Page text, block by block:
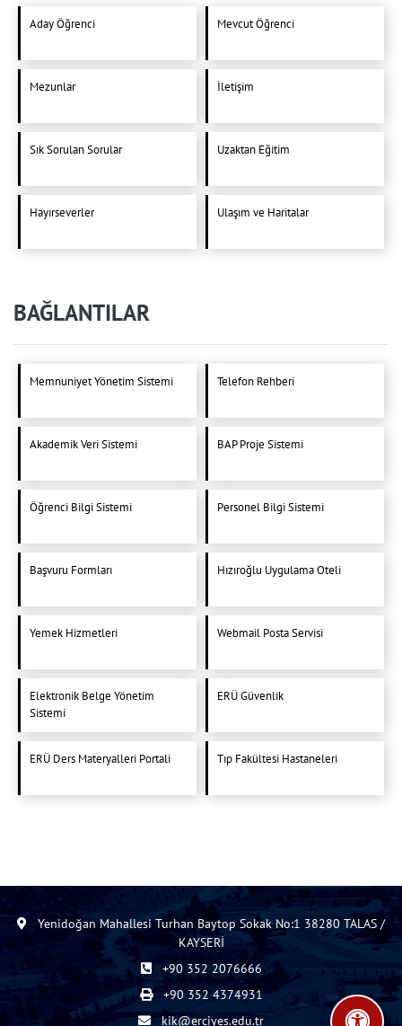
Aday Öğrenci Mevcut Öğrenci
Mezunlar İletişim
Sık Sorulan Sorular Uzaktan Eğitim
Hayırseverler Ulaşım ve Haritalar
BAĞLANTILAR
Memnuniyet Yönetim Sistemi Telefon Rehberi
Akademik Veri Sistemi BAP Proje Sistemi
Öğrenci Bilgi Sistemi Personel Bilgi Sistemi
Başvuru Formları Hızıroğlu Uygulama Oteli
Yemek Hizmetleri Webmail Posta Servisi
Elektronik Belge Yönetim
Sistemi
ERÜ Güvenlik
ERÜ Ders Materyalleri Portali Tıp Fakültesi Hastaneleri
Yenidoğan Mahallesi Turhan Baytop Sokak No:1 38280 TALAS /
KAYSERİ
+90 352 2076666
+90 352 4374931
kik@erciyes.edu.tr